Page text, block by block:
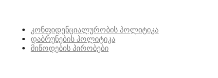
კონფიდენციალურობის პოლიტიკა
დაბრუნების პოლიტიკა
მიწოდების პირობები